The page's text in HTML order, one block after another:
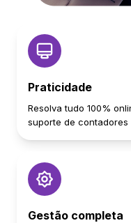
Praticidade
Resolva tudo 100%
suporte de contadores
Gestão completa